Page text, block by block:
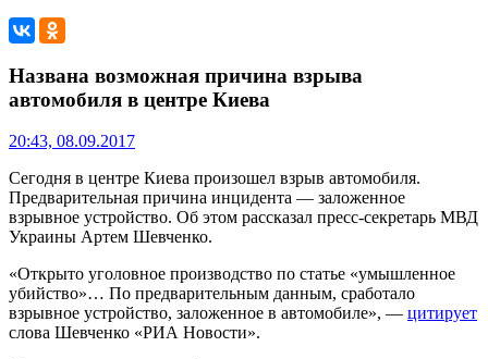
Названа возможная причина взрыва
автомобиля в центре Киева
20:43, 08.09.2017
Сегодня в центре Киева произошел взрыв автомобиля.
Предварительная причина инцидента — заложенное
взрывное устройство. Об этом рассказал пресс-секретарь МВД
Украины Артем Шевченко.
«Открыто уголовное производство по статье «умышленное
убийство»… По предварительным данным, сработало
взрывное устройство, заложенное в автомобиле», — цитирует
слова Шевченко «РИА Новости».